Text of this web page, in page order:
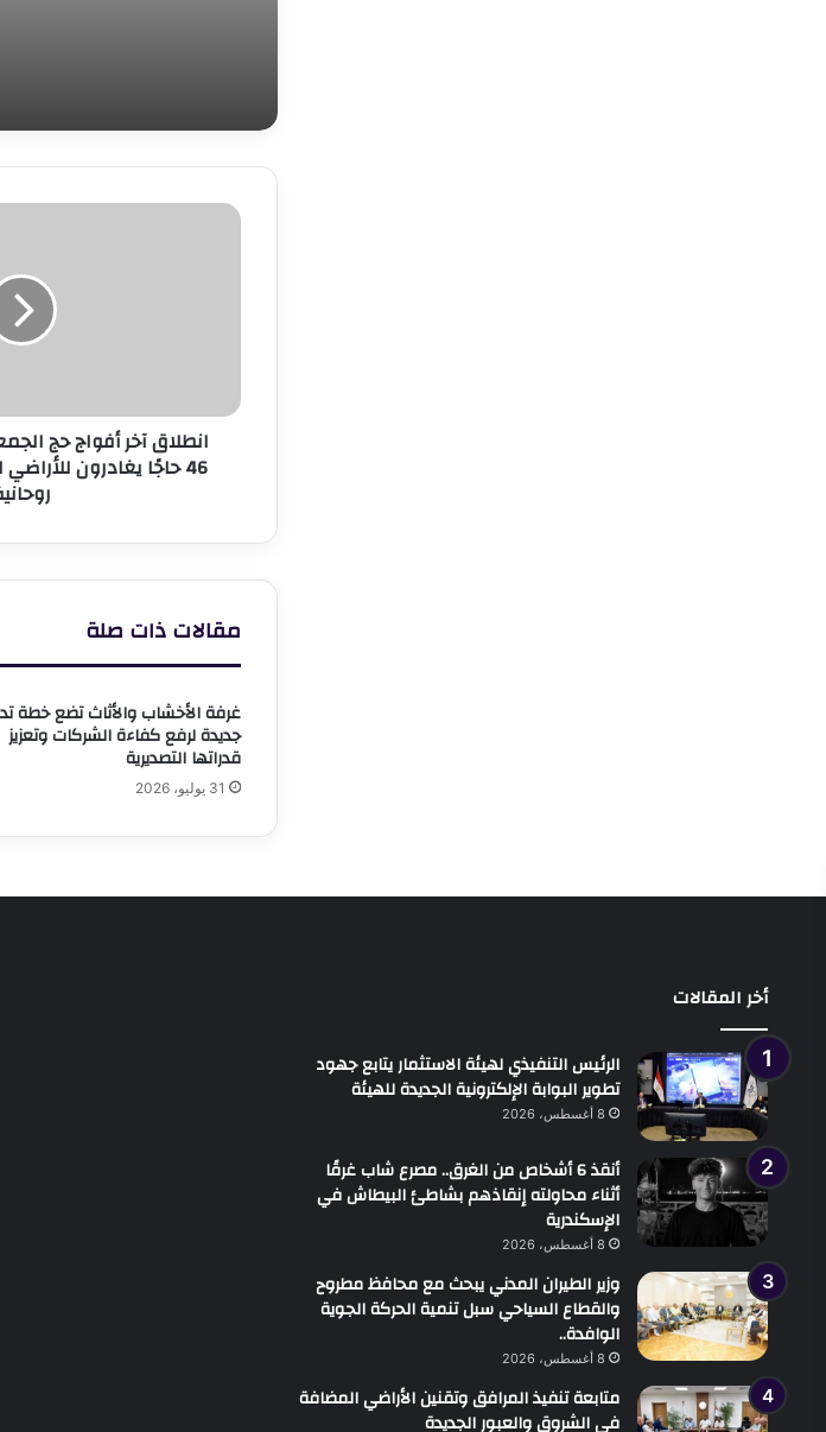
انطلاق
حاجًا
يغادرون
للأراضي
انطلاق آخر أفواج حج
46 حاجًا يغادرون
مقالات ذات صلة
غرفة الأخشاب والأثاث تضع خطة
جديدة لرفع كفاءة الشركات وتعزيز
قدراتها التصديرية
31 يوليو، 2026
أخر المقالات
الرئيس التنفيذي لهيئة الاستثمار يتابع جهود
تطوير البوابة الإلكترونية الجديدة للهيئة
8 أغسطس، 2026
أنقذ 6 أشخاص من الغرق.. مصرع شاب غرقًا
أثناء محاولته إنقاذهم بشاطئ البيطاش في
الإسكندرية
8 أغسطس، 2026
وزير الطيران المدني يبحث مع محافظ مطروح
والقطاع السياحي سبل تنمية الحركة الجوية
الوافدة..
8 أغسطس، 2026
متابعة تنفيذ المرافق وتقنين الأراضي المضافة
في الشروق والعبور الجديدة